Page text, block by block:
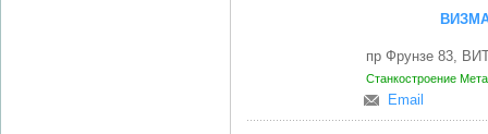
пр Фрунзе 83,
Станкостроение
Email